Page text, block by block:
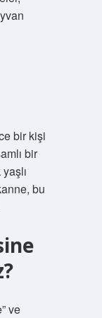
bir kişi
bir
bu
ve